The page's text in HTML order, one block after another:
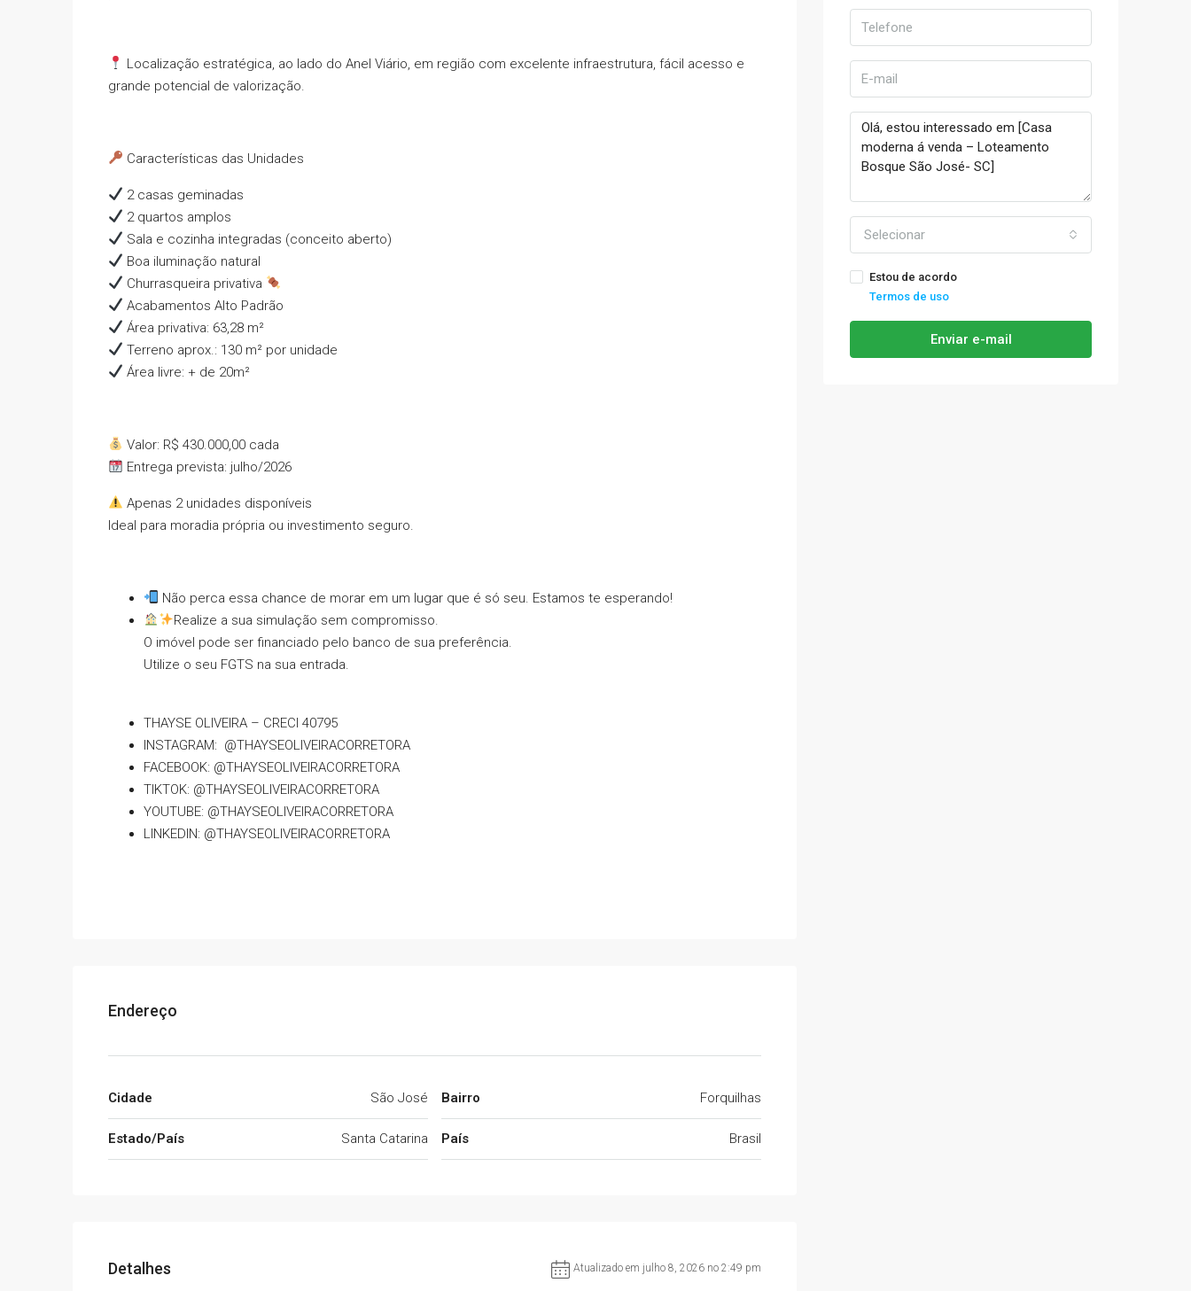
Localização estratégica, ao lado do Anel Viário, em região com excelente infraestrutura, fácil acesso e
grande potencial de valorização.
Características das Unidades
2 casas geminadas
2 quartos amplos
Sala e cozinha integradas (conceito aberto)
Boa iluminação natural
Churrasqueira privativa
Acabamentos Alto Padrão
Área privativa: 63,28 m²
Terreno aprox.: 130 m² por unidade
Área livre: + de 20m²
Valor: R$ 430.000,00 cada
Entrega prevista: julho/2026
Apenas 2 unidades disponíveis
Ideal para moradia própria ou investimento seguro.
Não perca essa chance de morar em um lugar que é só seu. Estamos te esperando!
Realize a sua simulação sem compromisso.
O imóvel pode ser financiado pelo banco de sua preferência.
Utilize o seu FGTS na sua entrada.
THAYSE OLIVEIRA – CRECI 40795
INSTAGRAM: @THAYSEOLIVEIRACORRETORA
FACEBOOK: @THAYSEOLIVEIRACORRETORA
TIKTOK: @THAYSEOLIVEIRACORRETORA
YOUTUBE: @THAYSEOLIVEIRACORRETORA
LINKEDIN: @THAYSEOLIVEIRACORRETORA
Endereço
Cidade São José
Estado/País Santa Catarina
Bairro Forquilhas
País Brasil
Detalhes Atualizado em julho 8, 2026 no 2:49 pm
Selecionar
Estou de acordo
Termos de uso
Enviar e-mail